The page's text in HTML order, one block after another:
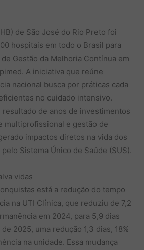
de São José do Rio Preto foi
hospitais em todo o Brasil para
Gestão da Melhoria Contínua em
A iniciativa que reúne
nacional busca por práticas cada
no cuidado intensivo.
de anos de investimentos
multiprofissional e gestão de
impactos diretos na vida dos
Sistema Único de Saúde (SUS).
vidas
está a redução do tempo
na UTI Clínica, que reduziu de 7,2
em 2024, para 5,9 dias
2025, uma redução 1,3 dias, 18%
na unidade. Essa mudança